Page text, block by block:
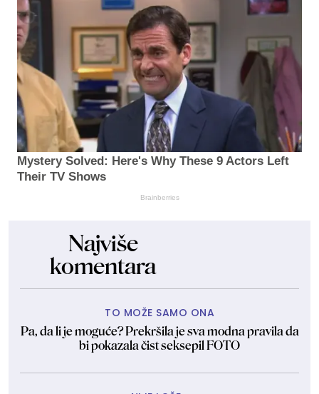
Mystery Solved: Here's Why These 9 Actors Left
Their TV Shows
Brainberries
Najviše
komentara
TO MOŽE SAMO ONA
Pa, da li je moguće? Prekršila je sva modna pravila da
bi pokazala čist seksepil FOTO